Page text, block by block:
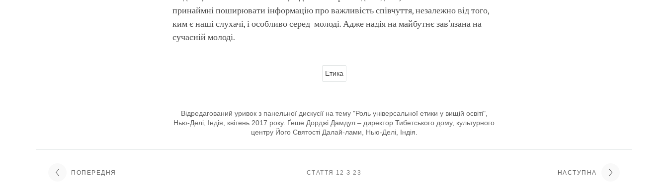
принаймні поширювати інформацію про важливість співчуття, незалежно від того,
ким є наші слухачі, і особливо серед молоді. Адже надія на майбутнє зав'язана на
сучасній молоді.
Етика
Відредагований уривок з панельної дискусії на тему "Роль універсальної етики у вищій освіті",
Нью-Делі, Індія, квітень 2017 року. Ґеше Дорджі Дамдул – директор Тибетського дому, культурного
центру Його Святості Далай-лами, Нью-Делі, Індія.
ПОПЕРЕДНЯ СТАТТЯ 12 З 23 НАСТУПНА